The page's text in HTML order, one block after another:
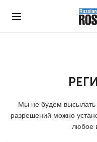
Мы не будем высылать
разрешений можно
любое